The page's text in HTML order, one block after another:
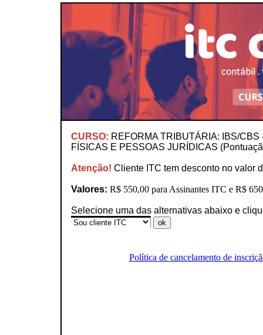
CURSO: REFORMA TRIBUTÁRIA: IBS/
FÍSICAS E PESSOAS JURÍDICAS
Atenção! Cliente ITC tem desconto no valor
Valores: R$ 550,00 para Assinantes ITC e R$
Selecione uma das alternativas abaixo e
Política de cancelamento de